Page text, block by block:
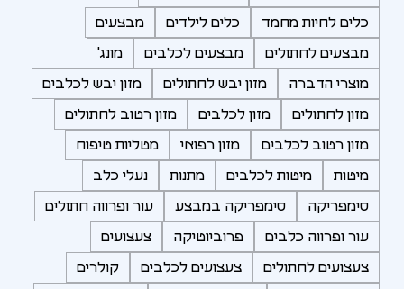
כלים לחיות מחמד כלים לילדים מבצעים
מבצעים לחתולים מבצעים לכלבים מונג'
מוצרי הדברה מזון יבש לחתולים מזון יבש לכלבים
מזון לחתולים מזון לכלבים מזון רטוב לחתולים
מזון רטוב לכלבים מזון רפואי מטליות טיפוח
מיטות מיטות לכלבים מתנות נעלי כלב
סימפריקה סימפריקה במבצע עור ופרווה חתולים
עור ופרווה כלבים פרוביוטיקה צעצועים
צעצועים לחתולים צעצועים לכלבים קולרים